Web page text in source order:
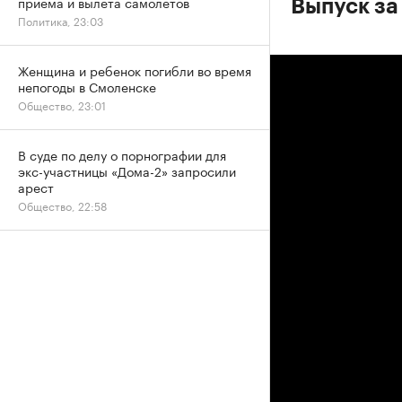
Выпуск
Политика, 23:03
Женщина и ребенок погибли во время
непогоды в Смоленске
Общество, 23:01
В суде по делу о порнографии для
экс-участницы «Дома-2» запросили
арест
Общество, 22:58